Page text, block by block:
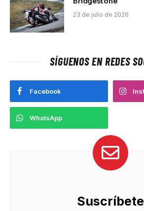
23 de julio de 2026
SÍGUENOS EN REDES
Facebook
WhatsApp
Suscríbete